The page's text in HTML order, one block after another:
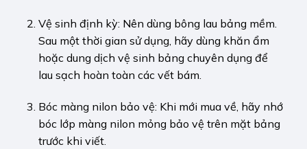
Vệ sinh định kỳ: Nên dùng bông lau bảng mềm.
Sau một thời gian sử dụng, hãy dùng khăn ẩm
hoặc dung dịch vệ sinh bảng chuyên dụng để
lau sạch hoàn toàn các vết bám.
Bóc màng nilon bảo vệ: Khi mới mua về, hãy nhớ
bóc lớp màng nilon mỏng bảo vệ trên mặt bảng
trước khi viết.